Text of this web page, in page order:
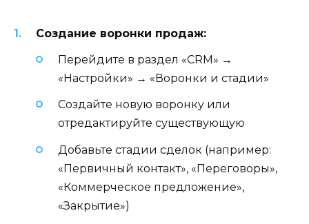
Создание воронки продаж:
Перейдите в раздел «CRM» →
«Настройки» → «Воронки и стадии»
Создайте новую воронку или
отредактируйте существующую
Добавьте стадии сделок (например:
«Первичный контакт», «Переговоры»,
«Коммерческое предложение»,
«Закрытие»)